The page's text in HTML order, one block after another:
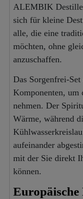
ALEMBIK Destille
sich für kleine
alle, die eine
möchten, ohne
anzuschaffen.
Das Sorgenfrei-
Komponenten,
nehmen. Der
Wärme, während
aufeinander
mit der Sie direkt
können.